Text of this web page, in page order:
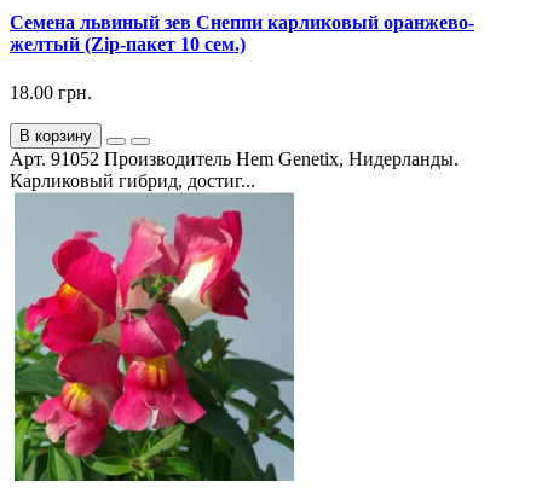
Семена львиный зев Снеппи карликовый оранжево-
желтый (Zip-пакет 10 сем.)
18.00 грн.
В корзину
Арт. 91052 Производитель Hem Genetix, Нидерланды.
Карликовый гибрид, достиг...